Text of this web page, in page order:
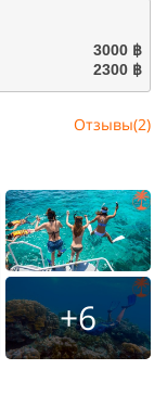
3000 ฿
2300 ฿
Отзывы(2)
+6